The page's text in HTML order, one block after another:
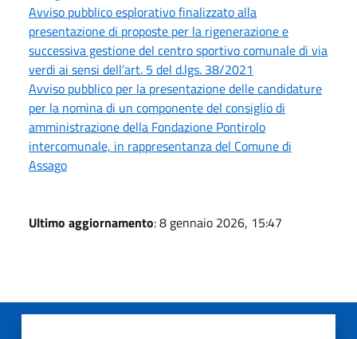
Avviso pubblico esplorativo finalizzato alla
presentazione di proposte per la rigenerazione e
successiva gestione del centro sportivo comunale di via
verdi ai sensi dell’art. 5 del d.lgs. 38/2021
Avviso pubblico per la presentazione delle candidature
per la nomina di un componente del consiglio di
amministrazione della Fondazione Pontirolo
intercomunale, in rappresentanza del Comune di
Assago
Ultimo aggiornamento: 8 gennaio 2026, 15:47